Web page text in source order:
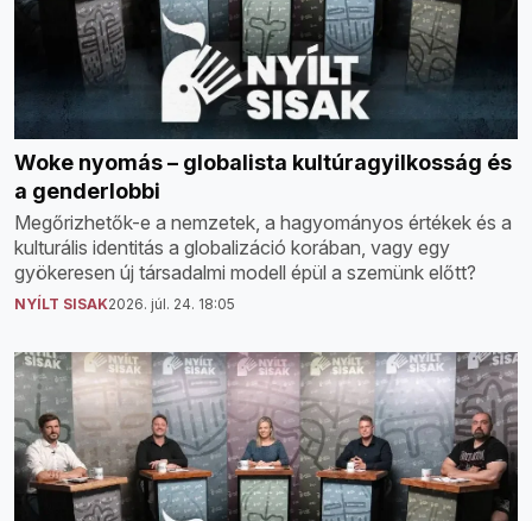
Woke nyomás – globalista kultúragyilkosság és
a genderlobbi
Megőrizhetők-e a nemzetek, a hagyományos értékek és a
kulturális identitás a globalizáció korában, vagy egy
gyökeresen új társadalmi modell épül a szemünk előtt?
NYÍLT SISAK2026. júl. 24. 18:05